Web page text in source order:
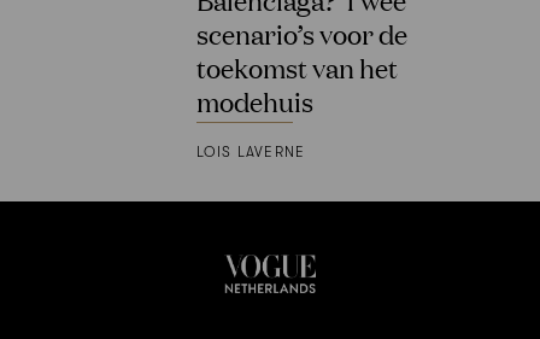
scenario’s voor de
toekomst van het
modehuis
LOIS LAVERNE